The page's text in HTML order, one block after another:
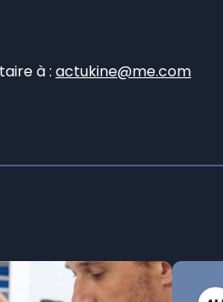
à : actukine@me.com